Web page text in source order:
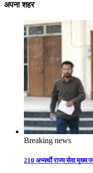
अपना शहर
Breaking news
210 अभ्यर्थी राज्य सेवा मुख्य